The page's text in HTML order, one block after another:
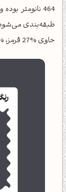
464 نانومتر بوده و با مقدار 240 درجه Hue، در خانواده
طبقه‌بندی
حاوی %27 قرمز، %27 سبز و %30 آبی می‌باشد.